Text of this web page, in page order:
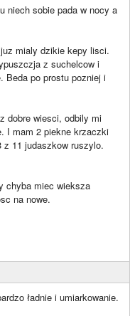
niech sobie pada w nocy a
mialy dzikie kepy lisci.
z suchelcow i
Beda po prostu pozniej i
dobre wiesci, odbily mi
I mam 2 piekne krzaczki
11 judaszkow ruszylo.
chyba miec wieksza
na nowe.
ładnie i umiarkowanie.